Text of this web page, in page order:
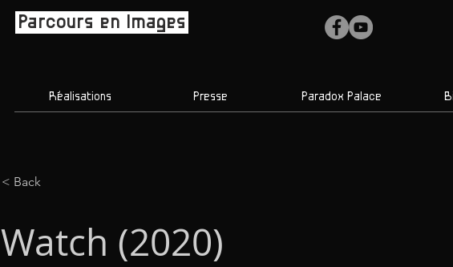
Parcours en Images
Réalisations Presse Paradox Palace
< Back
Watch (2020)